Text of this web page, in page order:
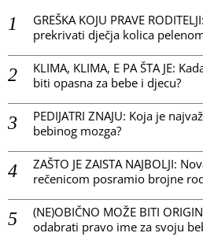
GREŠKA KOJU PRAVE
prekrivati dječja kolica
KLIMA, KLIMA, E PA ŠTA JE:
biti opasna za bebe i djecu?
PEDIJATRI ZNAJU: Koja je
bebinog mozga?
ZAŠTO JE ZAISTA NAJBOLJI:
rečenicom posramio brojne
(NE)OBIČNO MOŽE BITI
odabrati pravo ime za svoju